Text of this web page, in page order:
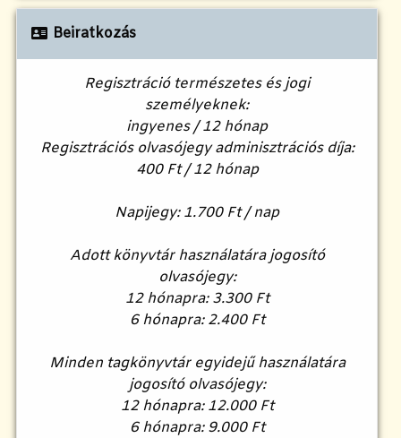
Beiratkozás
Regisztráció természetes és jogi
személyeknek:
ingyenes / 12 hónap
Regisztrációs olvasójegy adminisztrációs díja:
400 Ft / 12 hónap
Napijegy: 1.700 Ft / nap
Adott könyvtár használatára jogosító
olvasójegy:
12 hónapra: 3.300 Ft
6 hónapra: 2.400 Ft
Minden tagkönyvtár egyidejű használatára
jogosító olvasójegy:
12 hónapra: 12.000 Ft
6 hónapra: 9.000 Ft